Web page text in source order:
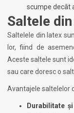
scumpe decât
Saltele
Saltelele din latex
lor, fiind de
Aceste saltele sunt
sau care doresc o
Avantajele saltelelor
Durabilitate